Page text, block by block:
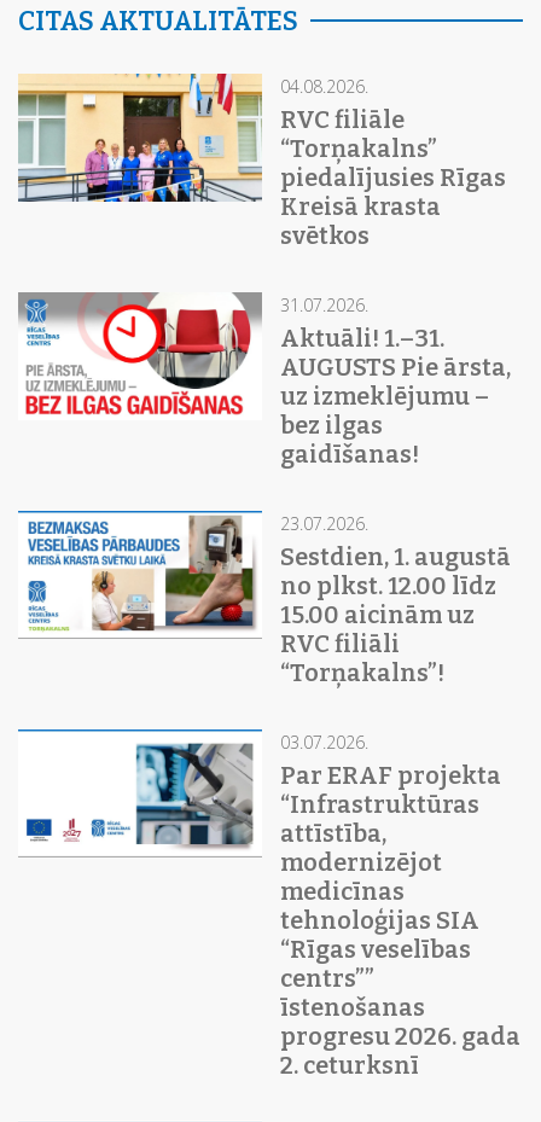
CITAS AKTUALITĀTES
04.08.2026.
RVC filiāle
“Torņakalns”
piedalījusies Rīgas
Kreisā krasta
svētkos
31.07.2026.
Aktuāli! 1.–31.
AUGUSTS Pie ārsta,
uz izmeklējumu –
bez ilgas
gaidīšanas!
23.07.2026.
Sestdien, 1. augustā
no plkst. 12.00 līdz
15.00 aicinām uz
RVC filiāli
“Torņakalns”!
03.07.2026.
Par ERAF projekta
“Infrastruktūras
attīstība,
modernizējot
medicīnas
tehnoloģijas SIA
“Rīgas veselības
centrs””
īstenošanas
progresu 2026. gada
2. ceturksnī